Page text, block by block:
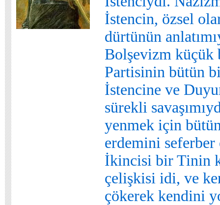
İstencin, özsel
dürtünün
Bolşevizm küçük
Partisinin bütün
İstencine ve
sürekli
yenmek için
erdemini
İkincisi bir Tinin
çelişkisi idi, ve
çökerek kendini